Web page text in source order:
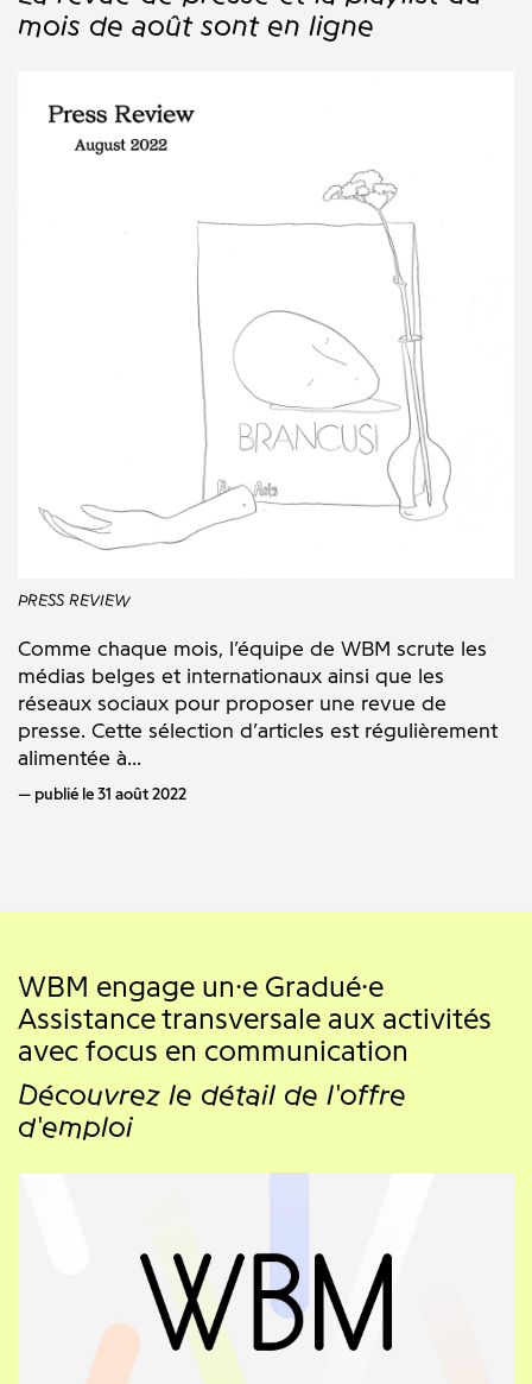
mois de août sont en ligne
PRESS REVIEW
Comme chaque mois, l’équipe de WBM scrute les
médias belges et internationaux ainsi que les
réseaux sociaux pour proposer une revue de
presse. Cette sélection d’articles est régulièrement
alimentée à...
publié le 31 août 2022
WBM engage un·e Gradué·e
Assistance transversale aux activités
avec focus en communication
Découvrez le détail de l'offre
d'emploi